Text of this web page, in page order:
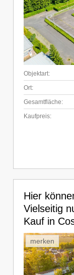
Objektart:
Ort:
Gesamtfläche:
Kaufpreis:
Hier
Vielseitig
Kauf in
merken